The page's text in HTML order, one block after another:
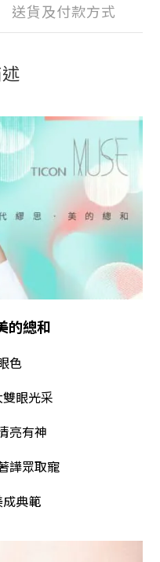
送貨及付款方式
的總和
色
眼光采
亮有神
譁眾取寵
典範